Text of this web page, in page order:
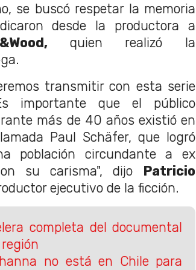
se buscó respetar la memoria
desde la productora a
quien realizó la
transmitir con esta serie
importante que el público
más de 40 años existió en
Paul Schäfer, que logró
población circundante a ex
su carisma", dijo Patricio
ejecutivo de la ficción.
completa del documental
no está en Chile para